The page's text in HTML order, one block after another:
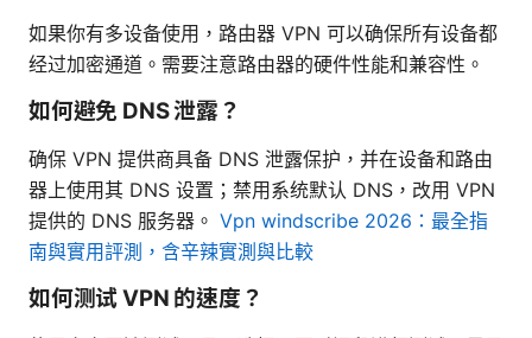
如果你有多设备使用，路由器 VPN 可以确保所有设备都
经过加密通道。需要注意路由器的硬件性能和兼容性。
如何避免 DNS 泄露？
确保 VPN 提供商具备 DNS 泄露保护，并在设备和路由
器上使用其 DNS 设置；禁用系统默认 DNS，改用 VPN
提供的 DNS 服务器。 Vpn windscribe 2026：最全指
南與實用評測，含辛辣實測與比較
如何测试 VPN 的速度？